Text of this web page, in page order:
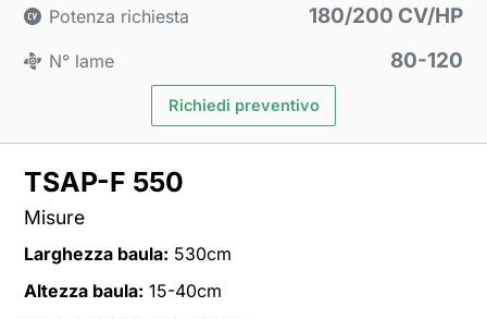
Potenza richiesta 180/200 CV/HP
N° lame 80-120
Richiedi preventivo
TSAP-F 550
Misure
Larghezza baula: 530cm
Altezza baula: 15-40cm